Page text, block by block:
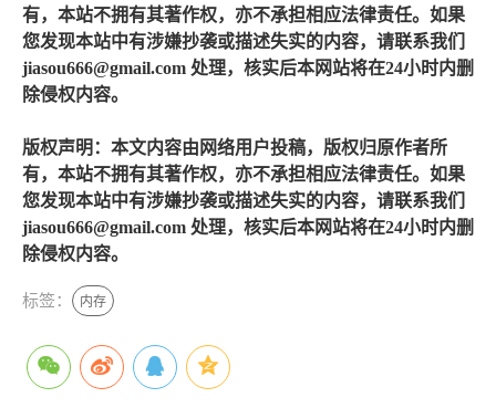
有，本站不拥有其著作权，亦不承担相应法律责任。如果
您发现本站中有涉嫌抄袭或描述失实的内容，请联系我们
jiasou666@gmail.com 处理，核实后本网站将在24小时内删
除侵权内容。
版权声明：本文内容由网络用户投稿，版权归原作者所
有，本站不拥有其著作权，亦不承担相应法律责任。如果
您发现本站中有涉嫌抄袭或描述失实的内容，请联系我们
jiasou666@gmail.com 处理，核实后本网站将在24小时内删
除侵权内容。
标签： 内存